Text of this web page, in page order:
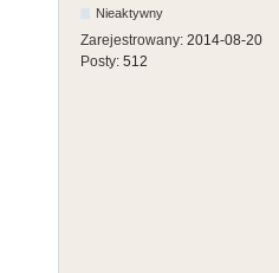
Nieaktywny
Zarejestrowany: 2014-08-20
Posty: 512